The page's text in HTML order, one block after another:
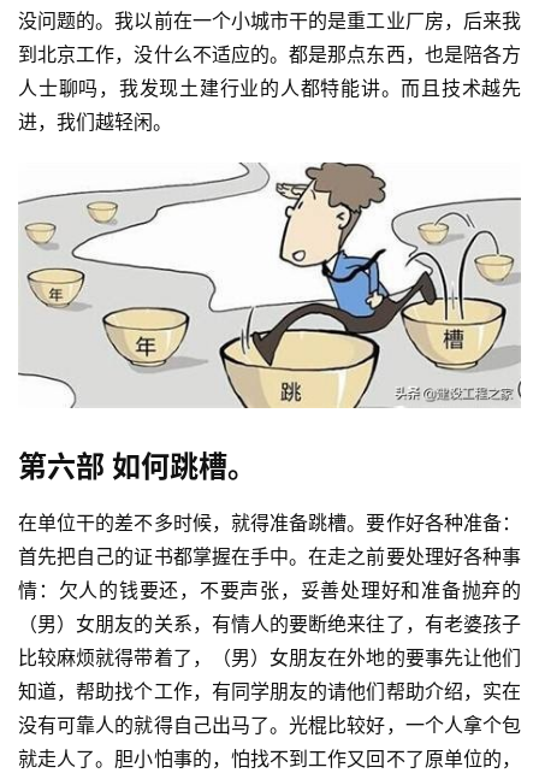
没问题的。我以前在一个小城市干的是重工业厂房，后来我
到北京工作，没什么不适应的。都是那点东西，也是陪各方
人士聊吗，我发现土建行业的人都特能讲。而且技术越先
进，我们越轻闲。
第六部 如何跳槽。
在单位干的差不多时候，就得准备跳槽。要作好各种准备：
首先把自己的证书都掌握在手中。在走之前要处理好各种事
情：欠人的钱要还，不要声张，妥善处理好和准备抛弃的
（男）女朋友的关系，有情人的要断绝来往了，有老婆孩子
比较麻烦就得带着了，（男）女朋友在外地的要事先让他们
知道，帮助找个工作，有同学朋友的请他们帮助介绍，实在
没有可靠人的就得自己出马了。光棍比较好，一个人拿个包
就走人了。胆小怕事的，怕找不到工作又回不了原单位的，